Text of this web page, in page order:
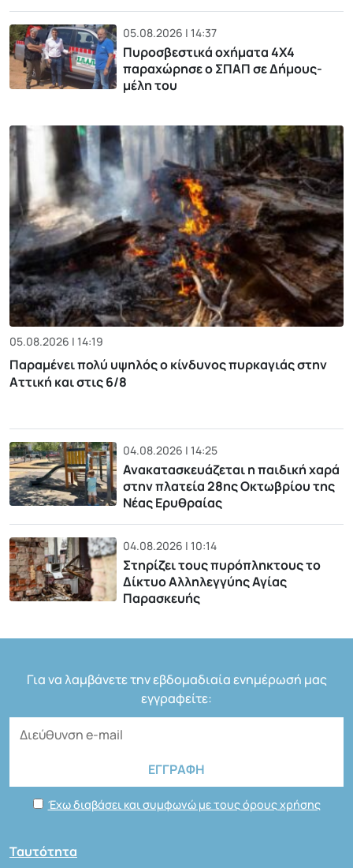
05.08.2026 | 14:37
Πυροσβεστικά οχήματα 4Χ4
παραχώρησε ο ΣΠΑΠ σε Δήμους-
μέλη του
05.08.2026 | 14:19
Παραμένει πολύ υψηλός ο κίνδυνος πυρκαγιάς στην
Αττική και στις 6/8
04.08.2026 | 14:25
Ανακατασκευάζεται η παιδική χαρά
στην πλατεία 28ης Οκτωβρίου της
Νέας Ερυθραίας
04.08.2026 | 10:14
Στηρίζει τους πυρόπληκτους το
Δίκτυο Αλληλεγγύης Αγίας
Παρασκευής
Για να λαμβάνετε την εβδομαδιαία ενημέρωσή μας
εγγραφείτε:
Έχω διαβάσει και συμφωνώ με τους όρους χρήσης
Ταυτότητα